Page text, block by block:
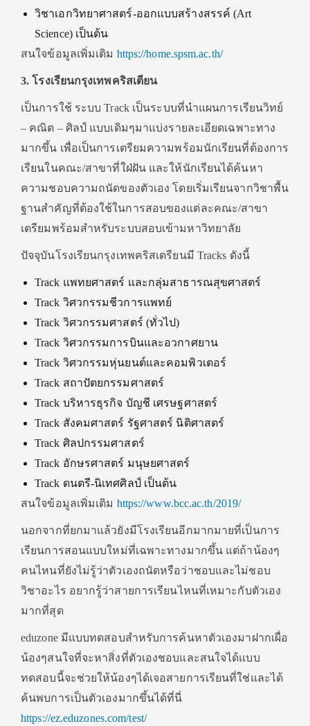
วิชาเอกวิทยาศาสตร์-ออกแบบสร้างสรรค์ (Art
Science) เป็นต้น
สนใจข้อมูลเพิ่มเติม https://home.spsm.ac.th/
3. โรงเรียนกรุงเทพคริสเตียน
เป็นการใช้ ระบบ Track เป็นระบบที่นำแผนการเรียนวิทย์
– คณิต – ศิลป์ แบบเดิมๆมาแบ่งรายละเอียดเฉพาะทาง
มากขึ้น เพื่อเป็นการเตรียมความพร้อมนักเรียนที่ต้องการ
เรียนในคณะ/สาขาที่ใฝ่ฝัน และให้นักเรียนได้ค้นหา
ความชอบความถนัดของตัวเอง โดยเริ่มเรียนจากวิชาพื้น
ฐานสำคัญที่ต้องใช้ในการสอบของแต่ละคณะ/สาขา
เตรียมพร้อมสำหรับระบบสอบเข้ามหาวิทยาลัย
ปัจจุบันโรงเรียนกรุงเทพคริสเตรียนมี Tracks ดังนี้
Track แพทยศาสตร์ และกลุ่มสาธารณสุขศาสตร์
Track วิศวกรรมชีวการแพทย์
Track วิศวกรรมศาสตร์ (ทั่วไป)
Track วิศวกรรมการบินและอวกาศยาน
Track วิศวกรรมหุ่นยนต์และคอมพิวเตอร์
Track สถาปัตยกรรมศาสตร์
Track บริหารธุรกิจ บัญชี เศรษฐศาสตร์
Track สังคมศาสตร์ รัฐศาสตร์ นิติศาสตร์
Track ศิลปกรรมศาสตร์
Track อักษรศาสตร์ มนุษยศาสตร์
Track ดนตรี-นิเทศศิลป์ เป็นต้น
สนใจข้อมูลเพิ่มเติม https://www.bcc.ac.th/2019/
นอกจากที่ยกมาแล้วยังมีโรงเรียนอีกมากมายที่เป็นการ
เรียนการสอนแบบใหม่ที่เฉพาะทางมากขึ้น แต่ถ้าน้องๆ
คนไหนที่ยังไม่รู้ว่าตัวเองถนัดหรือว่าชอบและไม่ชอบ
วิชาอะไร อยากรู้ว่าสายการเรียนไหนที่เหมาะกับตัวเอง
มากที่สุด
eduzone มีแบบทดสอบสำหรับการค้นหาตัวเองมาฝากเผื่อ
น้องๆสนใจที่จะหาสิ่งที่ตัวเองชอบและสนใจได้แบบ
ทดสอบนี้จะช่วยให้น้องๆได้เจอสายการเรียนที่ใช่และได้
ค้นพบการเป็นตัวเองมากขึ้นได้ที่นี่
https://ez.eduzones.com/test/